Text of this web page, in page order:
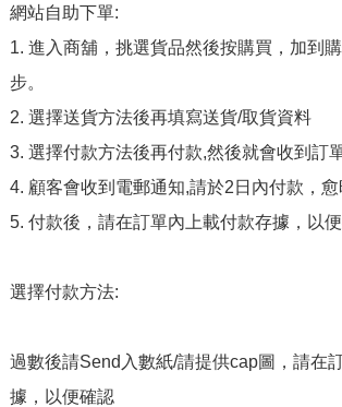
網站自助下單:
1. 進入商舖，挑選貨品然後按購買，加到
步。
2. 選擇送貨方法後再填寫送貨/取貨資料
3. 選擇付款方法後再付款,然後就會收到訂
4. 顧客會收到電郵通知,請於2日內付款，
5. 付款後，請在訂單內上載付款存據，以
選擇付款方法:
過數後請Send入數紙/請提供cap圖，請在
據，以便確認